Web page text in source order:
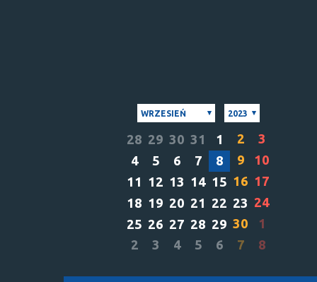
WRZESIEŃ 2023
28 29 30 31 1 2
3
4
5 6 7 8 9
10
11 12 13 14 15 16 17
18 19 20 21 22 23 24
25 26 27 28 29 30
1
2
3 4 5 6 7 8